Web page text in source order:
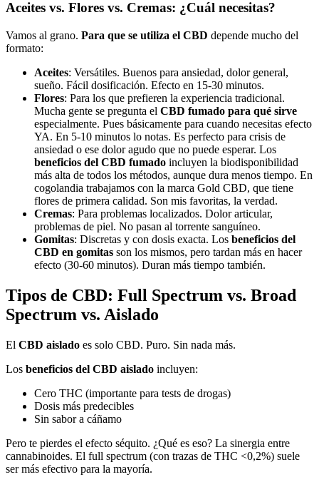
Aceites vs. Flores vs. Cremas: ¿Cuál necesitas?
Vamos al grano. Para que se utiliza el CBD depende mucho del
formato:
Aceites: Versátiles. Buenos para ansiedad, dolor general,
sueño. Fácil dosificación. Efecto en 15-30 minutos.
Flores: Para los que prefieren la experiencia tradicional.
Mucha gente se pregunta el CBD fumado para qué sirve
especialmente. Pues básicamente para cuando necesitas efecto
YA. En 5-10 minutos lo notas. Es perfecto para crisis de
ansiedad o ese dolor agudo que no puede esperar. Los
beneficios del CBD fumado incluyen la biodisponibilidad
más alta de todos los métodos, aunque dura menos tiempo. En
cogolandia trabajamos con la marca Gold CBD, que tiene
flores de primera calidad. Son mis favoritas, la verdad.
Cremas: Para problemas localizados. Dolor articular,
problemas de piel. No pasan al torrente sanguíneo.
Gomitas: Discretas y con dosis exacta. Los beneficios del
CBD en gomitas son los mismos, pero tardan más en hacer
efecto (30-60 minutos). Duran más tiempo también.
Tipos de CBD: Full Spectrum vs. Broad
Spectrum vs. Aislado
El CBD aislado es solo CBD. Puro. Sin nada más.
Los beneficios del CBD aislado incluyen:
Cero THC (importante para tests de drogas)
Dosis más predecibles
Sin sabor a cáñamo
Pero te pierdes el efecto séquito. ¿Qué es eso? La sinergia entre
cannabinoides. El full spectrum (con trazas de THC <0,2%) suele
ser más efectivo para la mayoría.